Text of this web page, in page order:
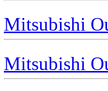
Mitsubishi
Mitsubishi